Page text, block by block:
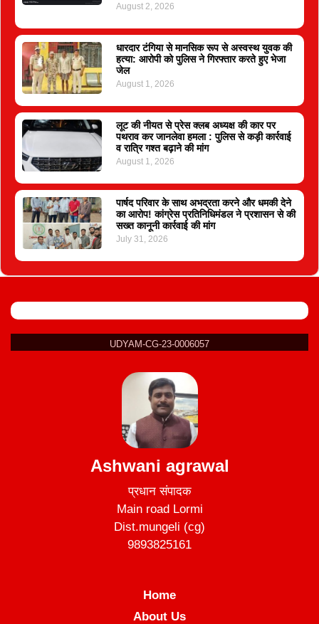
August 2, 2026
धारदार टंगिया से मानसिक रूप से अस्वस्थ युवक की
हत्या: आरोपी को पुलिस ने गिरफ्तार करते हुए भेजा
जेल
August 1, 2026
लूट की नीयत से प्रेस क्लब अध्यक्ष की कार पर
पथराव कर जानलेवा हमला : पुलिस से कड़ी कार्रवाई
व रात्रि गश्त बढ़ाने की मांग
August 1, 2026
पार्षद परिवार के साथ अभद्रता करने और धमकी देने
का आरोप! कांग्रेस प्रतिनिधिमंडल ने प्रशासन से की
सख्त कानूनी कार्रवाई की मांग
July 31, 2026
UDYAM-CG-23-0006057
Ashwani agrawal
प्रधान संपादक
Main road Lormi
Dist.mungeli (cg)
9893825161
Home
About Us